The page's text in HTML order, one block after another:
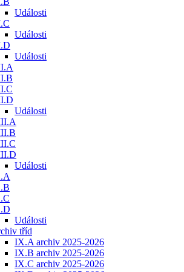
Události
Události
Události
Události
Události
Události
tříd
IX.A archiv 2025-2026
IX.B archiv 2025-2026
IX.C archiv 2025-2026